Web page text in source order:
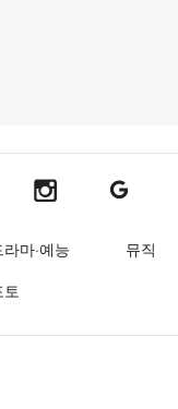
아 엑스텐아시아 인스타그램
텐아시아
라마·예능
뮤직
토